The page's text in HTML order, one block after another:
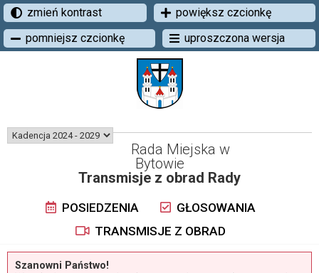
zmień kontrast
powiększ czcionkę
pomniejsz czcionkę
uproszczona wersja
Rada Miejska w
Bytowie
Transmisje z obrad Rady
POSIEDZENIA
GŁOSOWANIA
TRANSMISJE Z OBRAD
Szanowni Państwo!